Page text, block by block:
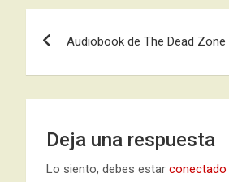
entradas
Audiobook de The Dead Zone
Deja una respuesta
Lo siento, debes estar conectado